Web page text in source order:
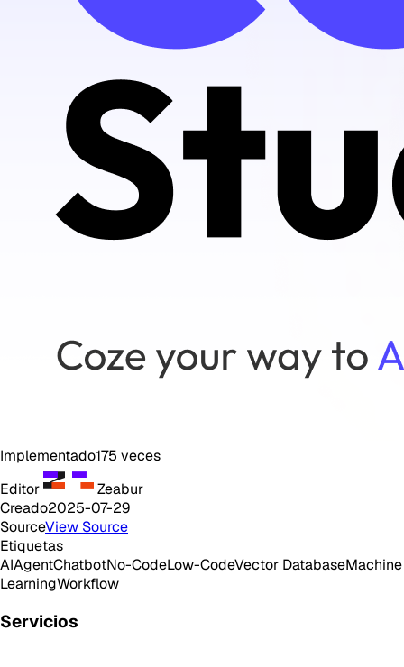
Implementado175 veces
Editor
Zeabur
Creado2025-07-29
SourceView Source
Etiquetas
AIAgentChatbotNo-CodeLow-CodeVector DatabaseMachine
LearningWorkflow
Servicios